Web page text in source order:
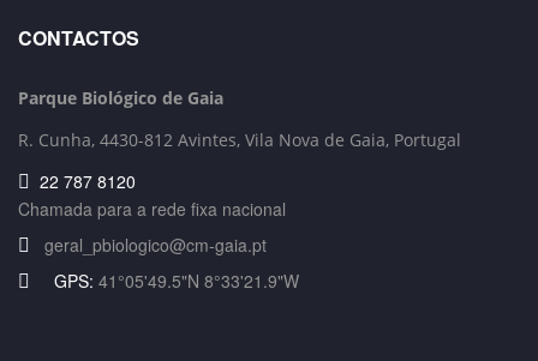
CONTACTOS
Parque Biológico de Gaia
R. Cunha, 4430-812 Avintes, Vila Nova de Gaia, Portugal
22 787 8120
Chamada para a rede fixa nacional
geral_pbiologico@cm-gaia.pt
GPS: 41°05'49.5"N 8°33'21.9"W